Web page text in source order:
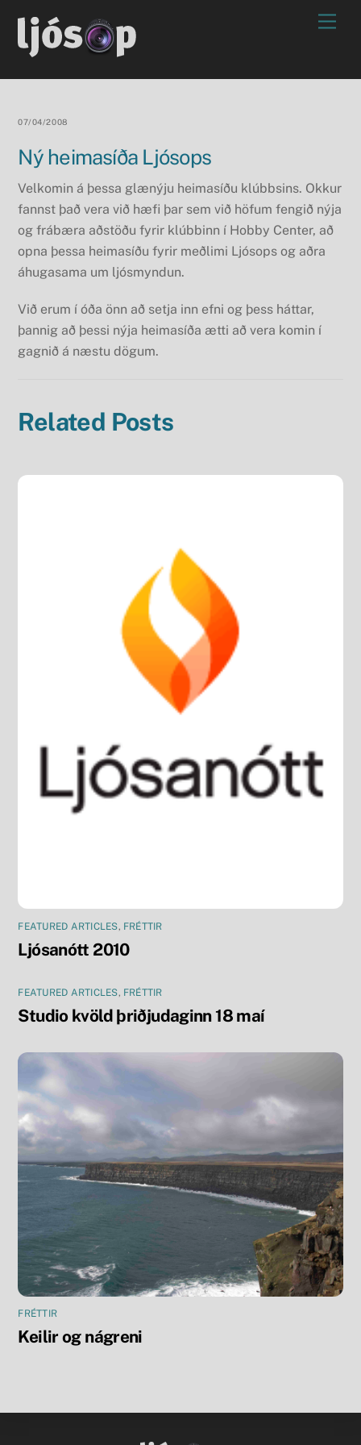
content
07/04/2008
Ný heimasíða Ljósops
Velkomin á þessa glænýju heimasíðu klúbbsins. Okkur
fannst það vera við hæfi þar sem við höfum fengið nýja
og frábæra aðstöðu fyrir klúbbinn í Hobby Center, að
opna þessa heimasíðu fyrir meðlimi Ljósops og aðra
áhugasama um ljósmyndun.
Við erum í óða önn að setja inn efni og þess háttar,
þannig að þessi nýja heimasíða ætti að vera komin í
gagnið á næstu dögum.
Related Posts
FEATURED ARTICLES, FRÉTTIR
Ljósanótt 2010
FEATURED ARTICLES, FRÉTTIR
Studio kvöld þriðjudaginn 18 maí
FRÉTTIR
Keilir og nágreni